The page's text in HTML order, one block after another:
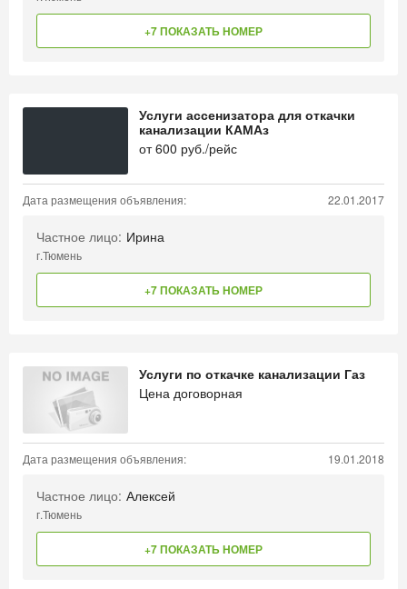
+7 ПОКАЗАТЬ НОМЕР
Услуги ассенизатора для откачки
канализации КАМАз
от600 руб./рейс
Дата размещения объявления: 22.01.2017
Частное лицо: Ирина
г.Тюмень
+7 ПОКАЗАТЬ НОМЕР
Услуги по откачке канализации Газ
Цена договорная
Дата размещения объявления: 19.01.2018
Частное лицо: Алексей
г.Тюмень
+7 ПОКАЗАТЬ НОМЕР